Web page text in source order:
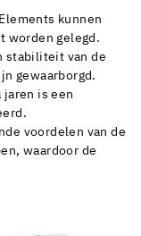
kunnen
worden gelegd.
stabiliteit van de
gewaarborgd.
jaren is een
voordelen van de
waardoor de